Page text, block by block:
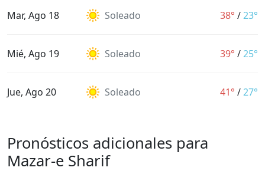
Mar, Ago 18 Soleado 38° /23°
Mié, Ago 19 Soleado 39° /25°
Jue, Ago 20 Soleado 41° /27°
Pronósticos adicionales para
Mazar-e Sharif